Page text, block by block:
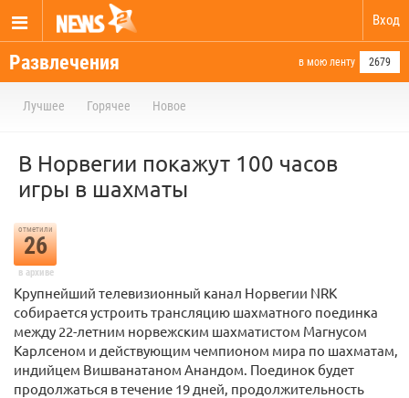
Вход
Развлечения в мою ленту 2679
Лучшее Горячее Новое
В Норвегии покажут 100 часов
игры в шахматы
отметили
26
в архиве
Крупнейший телевизионный канал Норвегии NRK
собирается устроить трансляцию шахматного поединка
между 22-летним норвежским шахматистом Магнусом
Карлсеном и действующим чемпионом мира по шахматам,
индийцем Вишванатаном Анандом. Поединок будет
продолжаться в течение 19 дней, продолжительность